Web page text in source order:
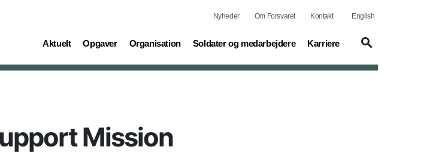
Nyheder Om Forsvaret Kontakt English
Aktuelt
(current) Opgaver
(current) Organisation
(current) Soldater og medarbejdere
(current) Karriere
(current)
Mission